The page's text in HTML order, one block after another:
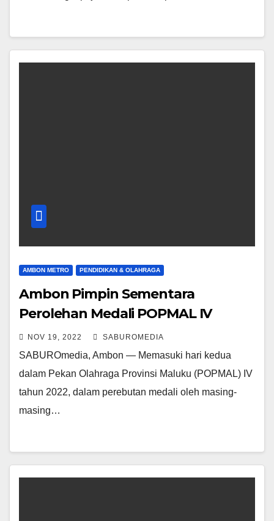
AMBON METRO PENDIDIKAN & OLAHRAGA
Ambon Pimpin Sementara
Perolehan Medali POPMAL IV
NOV 19, 2022 SABUROMEDIA
SABUROmedia, Ambon — Memasuki hari kedua
dalam Pekan Olahraga Provinsi Maluku (POPMAL) IV
tahun 2022, dalam perebutan medali oleh masing-
masing…